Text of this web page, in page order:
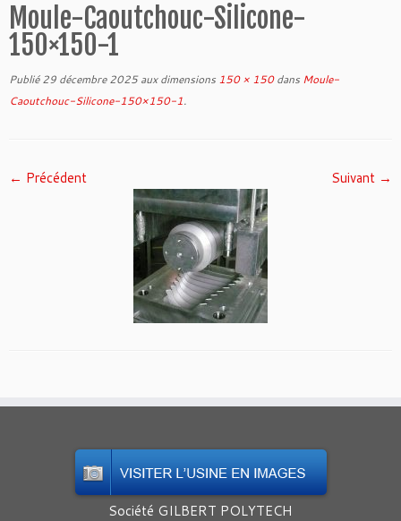
Moule-Caoutchouc-Silicone-
150×150-1
Publié 29 décembre 2025aux dimensions 150 × 150dans Moule-
Caoutchouc-Silicone-150×150-1.
← Précédent Suivant →
Société GILBERT POLYTECH